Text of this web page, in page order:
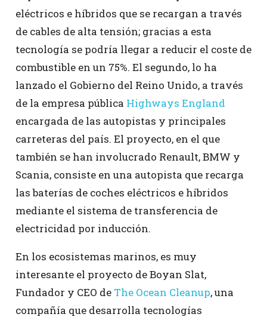
eléctricos e híbridos que se recargan a través
de cables de alta tensión; gracias a esta
tecnología se podría llegar a reducir el coste de
combustible en un 75%. El segundo, lo ha
lanzado el Gobierno del Reino Unido, a través
de la empresa pública Highways England
encargada de las autopistas y principales
carreteras del país. El proyecto, en el que
también se han involucrado Renault, BMW y
Scania, consiste en una autopista que recarga
las baterías de coches eléctricos e híbridos
mediante el sistema de transferencia de
electricidad por inducción.
En los ecosistemas marinos, es muy
interesante el proyecto de Boyan Slat,
Fundador y CEO de The Ocean Cleanup, una
compañía que desarrolla tecnologías